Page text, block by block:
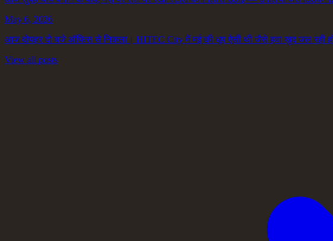
May 6, 2026
आज दोपहर दो बजे ऑफिस से निकला। HITEC City में मई की धूप ऐसी थी जैसे हवा ख़ुद जल रही
View all posts